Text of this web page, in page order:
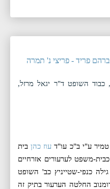
39842-03-15 - אברהם פריד - פריצי נ' תמרה
כבוד השופט ד"ר יגאל מרזל,
ע"י ב"כ עו"ד עוז כהןבית
משפט לערעורים אזרחיים
גילה כנפי-שטייניץ כב' השופט
החלטה הערעור בתיק זה